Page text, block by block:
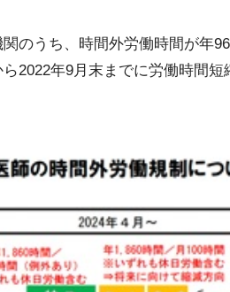
のうち、時間外労働時間が年
2022年9月末までに労働時間